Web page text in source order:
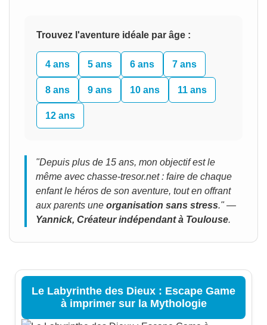
Trouvez l'aventure idéale par âge :
4 ans 5 ans 6 ans 7 ans
8 ans 9 ans 10 ans 11 ans
12 ans
"Depuis plus de 15 ans, mon objectif est le
même avec chasse-tresor.net : faire de chaque
enfant le héros de son aventure, tout en offrant
aux parents une organisation sans stress." —
Yannick, Créateur indépendant à Toulouse.
Le Labyrinthe des Dieux : Escape Game
à imprimer sur la Mythologie